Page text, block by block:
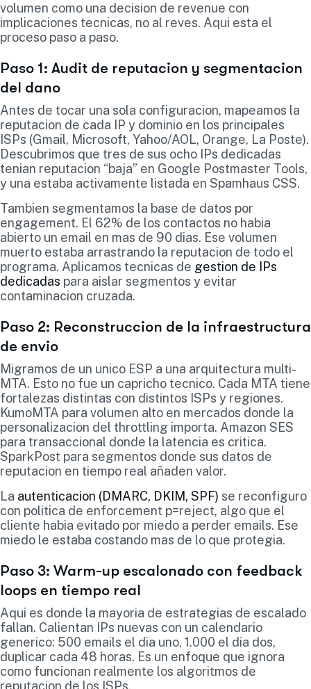
volumen como una decision de revenue con
implicaciones tecnicas, no al reves. Aqui esta el
proceso paso a paso.
Paso 1: Audit de reputacion y segmentacion
del dano
Antes de tocar una sola configuracion, mapeamos la
reputacion de cada IP y dominio en los principales
ISPs (Gmail, Microsoft, Yahoo/AOL, Orange, La Poste).
Descubrimos que tres de sus ocho IPs dedicadas
tenian reputacion “baja” en Google Postmaster Tools,
y una estaba activamente listada en Spamhaus CSS.
Tambien segmentamos la base de datos por
engagement. El 62% de los contactos no habia
abierto un email en mas de 90 dias. Ese volumen
muerto estaba arrastrando la reputacion de todo el
programa. Aplicamos tecnicas de gestion de IPs
dedicadas para aislar segmentos y evitar
contaminacion cruzada.
Paso 2: Reconstruccion de la infraestructura
de envio
Migramos de un unico ESP a una arquitectura multi-
MTA. Esto no fue un capricho tecnico. Cada MTA tiene
fortalezas distintas con distintos ISPs y regiones.
KumoMTA para volumen alto en mercados donde la
personalizacion del throttling importa. Amazon SES
para transaccional donde la latencia es critica.
SparkPost para segmentos donde sus datos de
reputacion en tiempo real añaden valor.
La autenticacion (DMARC, DKIM, SPF) se reconfiguro
con politica de enforcement p=reject, algo que el
cliente habia evitado por miedo a perder emails. Ese
miedo le estaba costando mas de lo que protegia.
Paso 3: Warm-up escalonado con feedback
loops en tiempo real
Aqui es donde la mayoria de estrategias de escalado
fallan. Calientan IPs nuevas con un calendario
generico: 500 emails el dia uno, 1.000 el dia dos,
duplicar cada 48 horas. Es un enfoque que ignora
como funcionan realmente los algoritmos de
reputacion de los ISPs.